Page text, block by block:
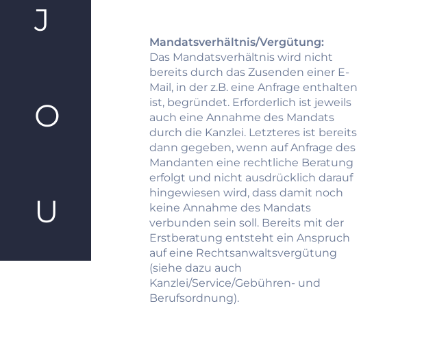
J
O
U
Mandatsverhältnis/Vergütung:
Das Mandatsverhältnis wird nicht
bereits durch das Zusenden einer E-
Mail, in der z.B. eine Anfrage enthalten
ist, begründet. Erforderlich ist jeweils
auch eine Annahme des Mandats
durch die Kanzlei. Letzteres ist bereits
dann gegeben, wenn auf Anfrage des
Mandanten eine rechtliche Beratung
erfolgt und nicht ausdrücklich darauf
hingewiesen wird, dass damit noch
keine Annahme des Mandats
verbunden sein soll. Bereits mit der
Erstberatung entsteht ein Anspruch
auf eine Rechtsanwaltsvergütung
(siehe dazu auch
Kanzlei/Service/Gebühren- und
Berufsordnung).